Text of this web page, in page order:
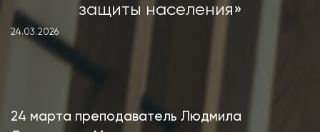
защиты населения»
24.03.2026
24 марта преподаватель Людмила